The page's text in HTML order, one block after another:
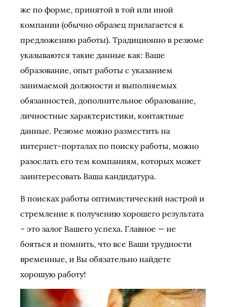
же по форме, принятой в той или иной
компании (обычно образец прилагается к
предложению работы). Традиционно в резюме
указываются такие данные как: Ваше
образование, опыт работы с указанием
занимаемой должности и выполняемых
обязанностей, дополнительное образование,
личностные характеристики, контактные
данные. Резюме можно разместить на
интернет-порталах по поиску работы, можно
разослать его тем компаниям, которых может
заинтересовать Ваша кандидатура.
В поисках работы оптимистический настрой и
стремление к получению хорошего результата
– это залог Вашего успеха. Главное — не
бояться и помнить, что все Ваши трудности
временные, и Вы обязательно найдете
хорошую работу!